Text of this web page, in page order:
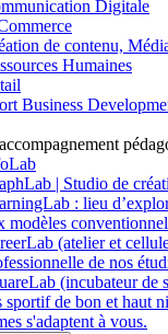
Digitale
de contenu,
Humaines
Business
| Studio de
: lieu
modèles
(atelier et
de nos
(incubateur de
sportif de bon et haut
s'adaptent à vous.